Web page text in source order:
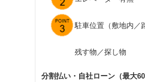
駐車位置（敷地内／
残す物／探し物
分割払い・自社ローン（最大